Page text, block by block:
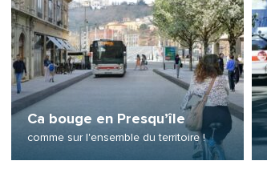
Ca bouge en Presqu’île
comme sur l'ensemble du territoire !